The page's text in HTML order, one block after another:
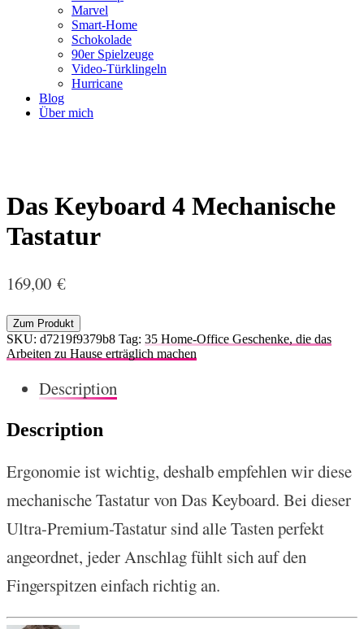
Marvel
Smart-Home
Schokolade
90er Spielzeuge
Video-Türklingeln
Hurricane
Blog
Über mich
Das Keyboard 4 Mechanische
Tastatur
169,00 €
Zum Produkt
SKU: d7219f9379b8 Tag: 35 Home-Office Geschenke, die das
Arbeiten zu Hause erträglich machen
Description
Description
Ergonomie ist wichtig, deshalb empfehlen wir diese
mechanische Tastatur von Das Keyboard. Bei dieser
Ultra-Premium-Tastatur sind alle Tasten perfekt
angeordnet, jeder Anschlag fühlt sich auf den
Fingerspitzen einfach richtig an.